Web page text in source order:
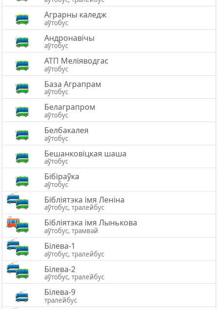
Аграрны каледж
аўтобус
Андронавічы
аўтобус
АТП Меліяводгас
аўтобус
База Аграпрам
аўтобус
Белаграпром
аўтобус
Белбакалея
аўтобус
Бешанковіцкая шаша
аўтобус
Бібіраўка
аўтобус
Бібліятэка імя Леніна
аўтобус, тралейбус
Бібліятэка імя Лынькова
аўтобус, трамвай
Білева-1
аўтобус, тралейбус
Білева-2
аўтобус, тралейбус
Білева-9
тралейбус